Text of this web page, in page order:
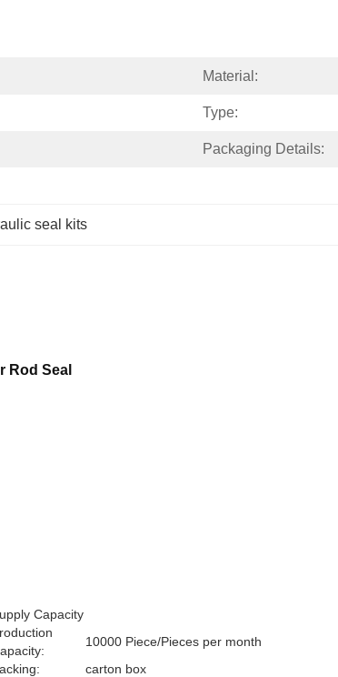
Material:
Type:
Packaging Details:
seal kits
Rod Seal
Capacity
10000 Piece/Pieces per month
carton box